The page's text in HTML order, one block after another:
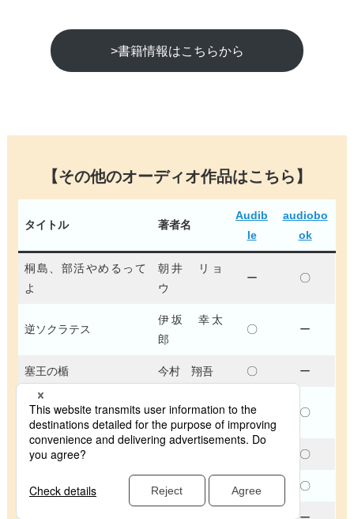
>書籍情報はこちらから
【その他のオーディオ作品はこちら】
タイトル 著者名
Audib
le
audiobo
ok
桐島、部活やめるって
よ
朝井 リョ
ウ
ー 〇
逆ソクラテス
伊坂 幸太
郎
〇 ー
塞王の楯 今村 翔吾 〇 ー
蛇にピアス
金原 ひと
み
ー 〇
浮雲心霊奇譚 赤眼の理 〇
水滸伝 一～十九 北方 謙三 〇 〇